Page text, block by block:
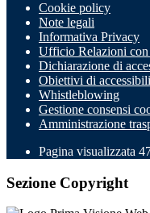
Cookie policy
Note legali
Informativa Privacy
Ufficio Relazioni
Dichiarazione di
Obiettivi di
Whistleblowing
Gestione consensi
Amministrazione
Pagina visualizzata
Sezione Copyright